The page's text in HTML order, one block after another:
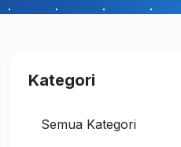
Kategori
Semua Kategori